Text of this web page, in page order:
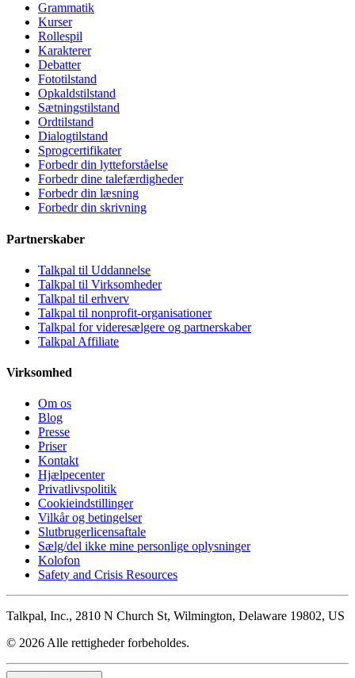
Grammatik
Kurser
Rollespil
Karakterer
Debatter
Fototilstand
Opkaldstilstand
Sætningstilstand
Ordtilstand
Dialogtilstand
Sprogcertifikater
Forbedr din lytteforståelse
Forbedr dine talefærdigheder
Forbedr din læsning
Forbedr din skrivning
Partnerskaber
Talkpal til Uddannelse
Talkpal til Virksomheder
Talkpal til erhverv
Talkpal til nonprofit-organisationer
Talkpal for videresælgere og partnerskaber
Talkpal Affiliate
Virksomhed
Om os
Blog
Presse
Priser
Kontakt
Hjælpecenter
Privatlivspolitik
Cookieindstillinger
Vilkår og betingelser
Slutbrugerlicensaftale
Sælg/del ikke mine personlige oplysninger
Kolofon
Safety and Crisis Resources
Talkpal, Inc., 2810 N Church St, Wilmington, Delaware 19802, US
© 2026 Alle rettigheder forbeholdes.